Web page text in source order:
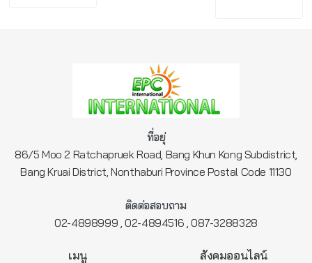
ที่อยุ่
86/5 Moo 2 Ratchapruek Road, Bang Khun Kong Subdistrict,
Bang Kruai District, Nonthaburi Province Postal Code 11130
ติดต่อสอบถาม
02-4898999 ,02-4894516 ,087-3288328
เมนู
สังคมออนไลน์